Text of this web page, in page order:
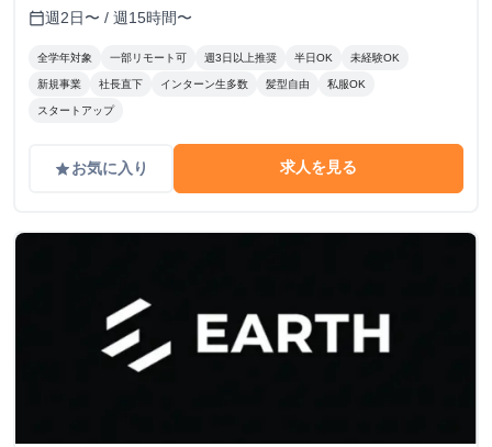
calendar_today週2日〜 / 週15時間〜
全学年対象 一部リモート可 週3日以上推奨 半日OK 未経験OK
新規事業 社長直下 インターン生多数 髪型自由 私服OK
スタートアップ
gradeお気に入り 求人を見る